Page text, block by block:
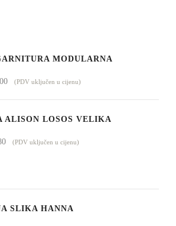
MODULARNA
Raspon
cijena:
od
(PDV uključen u cijenu)
ALISON LOSOS VELIKA
(PDV uključen u cijenu)
SLIKA HANNA